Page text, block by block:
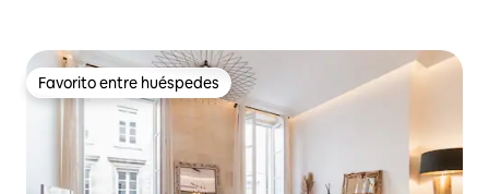
Favorito entre huéspedes
Favorito entre huéspedes